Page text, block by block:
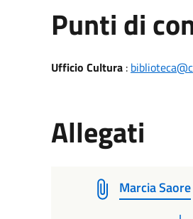
Punti di
Ufficio Cultura:
Allegati
Marcia Saore